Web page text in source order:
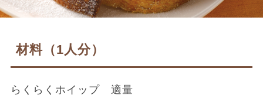
材料（1人分）
らくらくホイップ 適量